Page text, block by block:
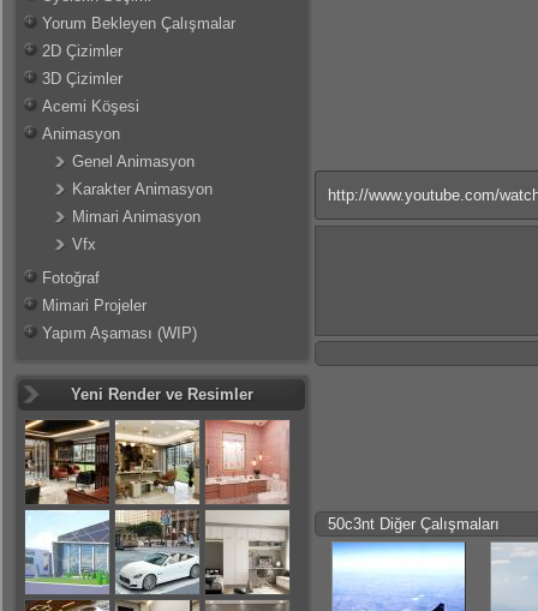
http://www.youtube.com/
50c3nt Diğer Çalışmaları
Yorum Bekleyen Çalışmalar
2D Çizimler
3D Çizimler
Acemi Köşesi
Animasyon
Genel Animasyon
Karakter Animasyon
Mimari Animasyon
Vfx
Fotoğraf
Mimari Projeler
Yapım Aşaması (WIP)
Yeni Render ve Resimler